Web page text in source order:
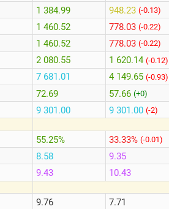
1 384.99
1 460.52
1 460.52
2 080.55
7 681.01
72.69
9 301.00
55.25%
8.58
9.43
9.76
948.23 (-0.13)
778.03 (-0.22)
778.03 (-0.22)
1 620.14 (-0.12)
4 149.65 (-0.93)
57.66 (+0)
9 301.00 (-2)
33.33% (-0.01)
9.35
10.43
7.71